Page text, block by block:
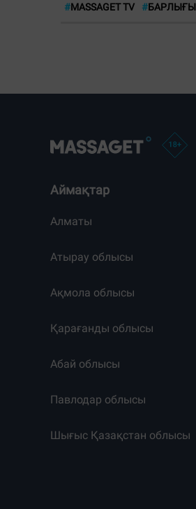
#MASSAGET TV #БАРЛЫҒЫ
Аймақтар
Алматы
Атырау облысы
Ақмола облысы
Қарағанды облысы
Абай облысы
Павлодар облысы
Шығыс Қазақстан облысы